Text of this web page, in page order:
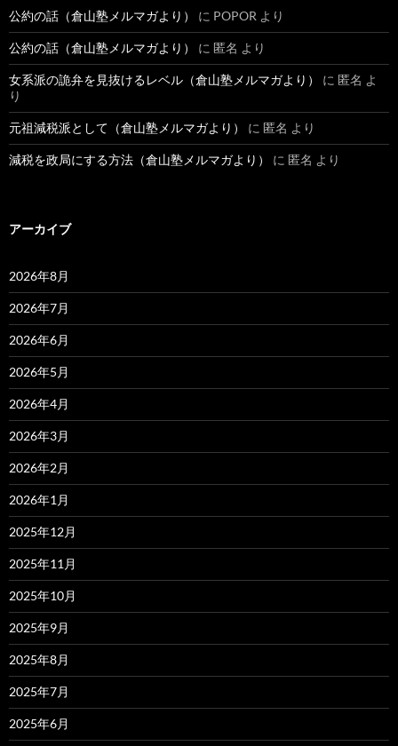
公約の話（倉山塾メルマガより） に POPOR より
公約の話（倉山塾メルマガより） に 匿名 より
女系派の詭弁を見抜けるレベル（倉山塾メルマガより） に 匿名 よ
り
元祖減税派として（倉山塾メルマガより） に 匿名 より
減税を政局にする方法（倉山塾メルマガより） に 匿名 より
アーカイブ
2026年8月
2026年7月
2026年6月
2026年5月
2026年4月
2026年3月
2026年2月
2026年1月
2025年12月
2025年11月
2025年10月
2025年9月
2025年8月
2025年7月
2025年6月